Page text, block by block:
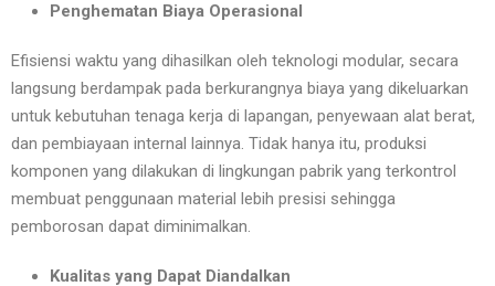
Penghematan Biaya Operasional
Efisiensi waktu yang dihasilkan oleh teknologi modular, secara
langsung berdampak pada berkurangnya biaya yang dikeluarkan
untuk kebutuhan tenaga kerja di lapangan, penyewaan alat berat,
dan pembiayaan internal lainnya. Tidak hanya itu, produksi
komponen yang dilakukan di lingkungan pabrik yang terkontrol
membuat penggunaan material lebih presisi sehingga
pemborosan dapat diminimalkan.
Kualitas yang Dapat Diandalkan